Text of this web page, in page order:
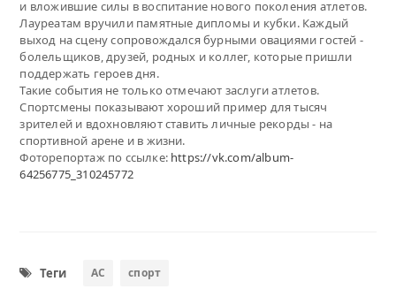
и вложившие силы в воспитание нового поколения атлетов.
Лауреатам вручили памятные дипломы и кубки. Каждый
выход на сцену сопровождался бурными овациями гостей -
болельщиков, друзей, родных и коллег, которые пришли
поддержать героев дня.
Такие события не только отмечают заслуги атлетов.
Спортсмены показывают хороший пример для тысяч
зрителей и вдохновляют ставить личные рекорды - на
спортивной арене и в жизни.
Фоторепортаж по ссылке: https://vk.com/album-
64256775_310245772
Теги АС спорт